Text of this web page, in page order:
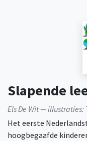
Slapende
Els De Wit — illustraties:
Het eerste
hoogbegaafde